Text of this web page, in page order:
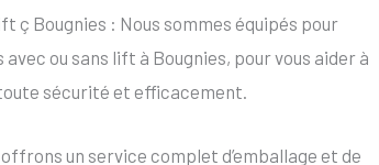
ç Bougnies : Nous sommes équipés pour
ou sans lift à Bougnies, pour vous aider à
sécurité et efficacement.
un service complet d’emballage et de